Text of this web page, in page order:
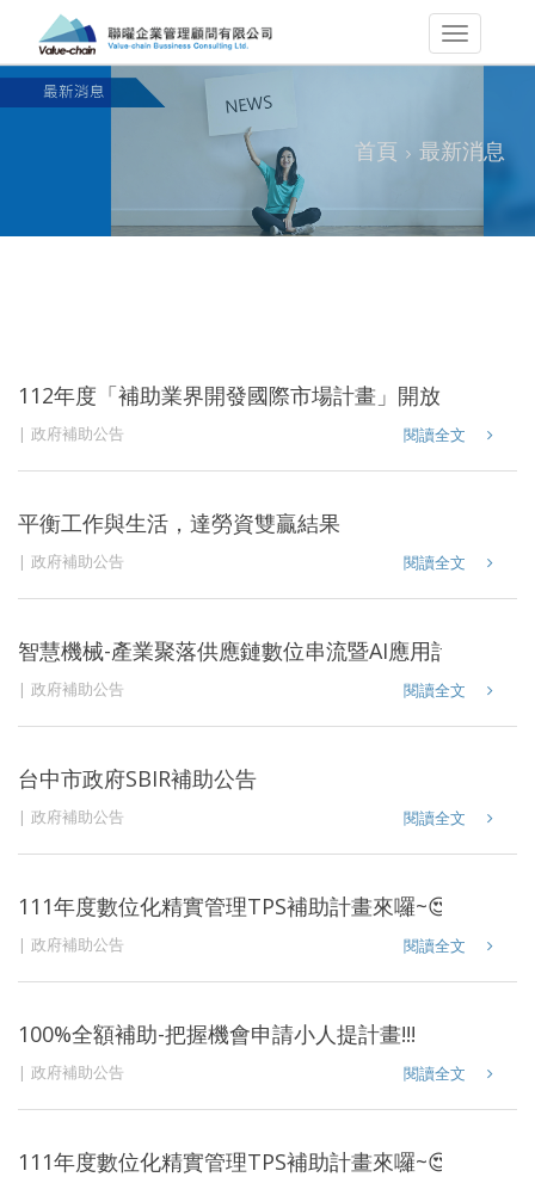
首頁 最新消息
112年度「補助業界開發國際市場計畫」開放申請啦~
政府補助公告 閱讀全文
平衡工作與生活，達勞資雙贏結果
政府補助公告 閱讀全文
智慧機械-產業聚落供應鏈數位串流暨AI應用計畫
政府補助公告 閱讀全文
台中市政府SBIR補助公告
政府補助公告 閱讀全文
111年度數位化精實管理TPS補助計畫來囉~😍
政府補助公告 閱讀全文
100%全額補助-把握機會申請小人提計畫!!!
政府補助公告 閱讀全文
111年度數位化精實管理TPS補助計畫來囉~😍